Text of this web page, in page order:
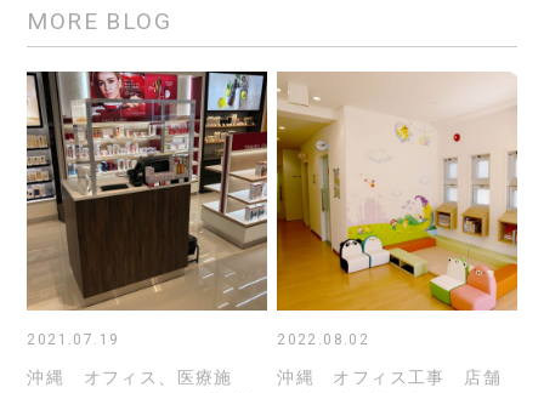
MORE BLOG
2021.07.19
沖縄 オフィス、医療施
2022.08.02
沖縄 オフィス工事 店舗